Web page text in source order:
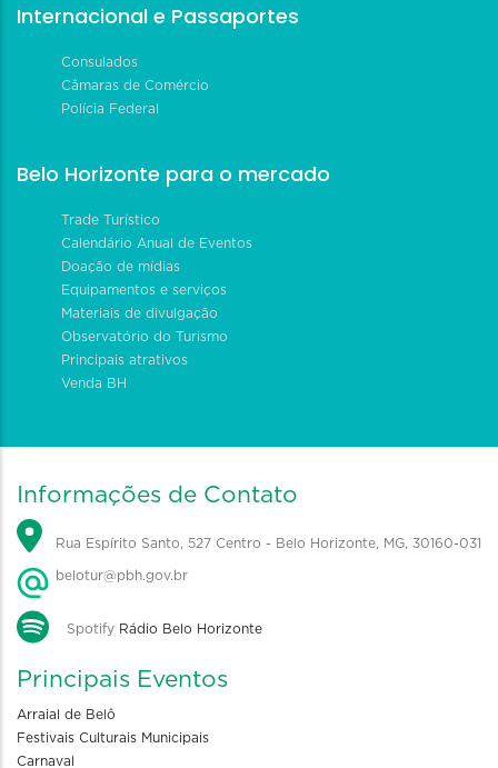
Internacional e Passaportes
Consulados
Câmaras de Comércio
Polícia Federal
Belo Horizonte para o mercado
Trade Turístico
Calendário Anual de Eventos
Doação de mídias
Equipamentos e serviços
Materiais de divulgação
Observatório do Turismo
Principais atrativos
Venda BH
Informações de Contato
Rua Espírito Santo, 527 Centro - Belo Horizonte, MG, 30160-031
belotur@pbh.gov.br
Spotify Rádio Belo Horizonte
Principais Eventos
Arraial de Belô
Festivais Culturais Municipais
Carnaval